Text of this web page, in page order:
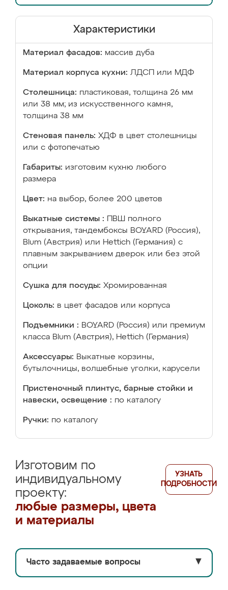
Характеристики
Материал фасадов: массив дуба
Материал корпуса кухни: ЛДСП или МДФ
Столешница: пластиковая, толщина 26 мм
или 38 мм; из искусственного камня,
толщина 38 мм
Стеновая панель: ХДФ в цвет столешницы
или с фотопечатью
Габариты: изготовим кухню любого
размера
Цвет: на выбор, более 200 цветов
Выкатные системы :
ПВШ полного
открывания, тандембоксы BOYARD (Россия),
Blum (Австрия) или Hettich (Германия) с
плавным закрыванием дверок или без этой
опции
Сушка для посуды: Хромированная
Цоколь: в цвет фасадов или корпуса
Подъемники : BOYARD (Россия) или премиум
класса Blum (Австрия), Hettich (Германия)
Аксессуары: Выкатные корзины,
бутылочницы, волшебные уголки, карусели
Пристеночный плинтус, барные стойки и
навески, освещение : по каталогу
Ручки: по каталогу
Изготовим по
индивидуальному
проекту:
любые размеры, цвета
и материалы
УЗНАТЬ
ПОДРОБНОСТИ
Часто задаваемые вопросы ▼